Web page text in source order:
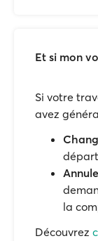
Et si mon
Si votre
avez
la
Découvrez